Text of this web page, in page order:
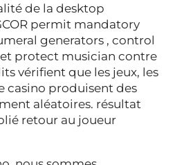
de la desktop
permit mandatory
generators , control
protect musician contre
vérifient que les jeux, les
casino produisent des
aléatoires. résultat
retour au joueur